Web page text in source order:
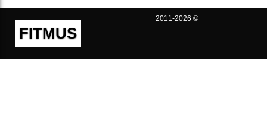
FITMUS
2011-2026 ©